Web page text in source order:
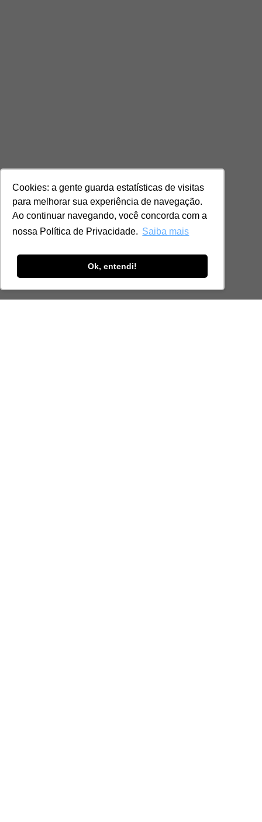
Cookies: a gente guarda estatísticas de visitas
para melhorar sua experiência de navegação.
Ao continuar navegando, você concorda com a
nossa Política de Privacidade. Saiba mais
Ok, entendi!